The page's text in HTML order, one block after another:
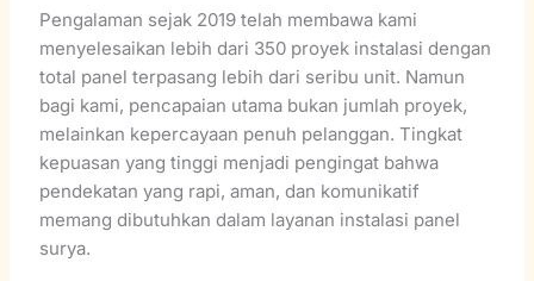
Pengalaman sejak 2019 telah membawa kami
menyelesaikan lebih dari 350 proyek instalasi dengan
total panel terpasang lebih dari seribu unit. Namun
bagi kami, pencapaian utama bukan jumlah proyek,
melainkan kepercayaan penuh pelanggan. Tingkat
kepuasan yang tinggi menjadi pengingat bahwa
pendekatan yang rapi, aman, dan komunikatif
memang dibutuhkan dalam layanan instalasi panel
surya.